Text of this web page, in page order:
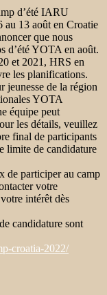
d’été IARU
au 13 août en Croatie
que nous
d’été YOTA en août.
et 2021, HRS en
les planifications.
jeunesse de la région
YOTA
équipe peut
les détails, veuillez
final de participants
limite de candidature
de participer au camp
votre
intérêt dès
candidature sont
croatia-2022/